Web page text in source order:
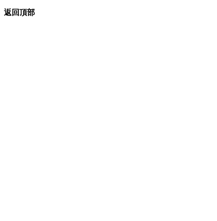
返回頂部